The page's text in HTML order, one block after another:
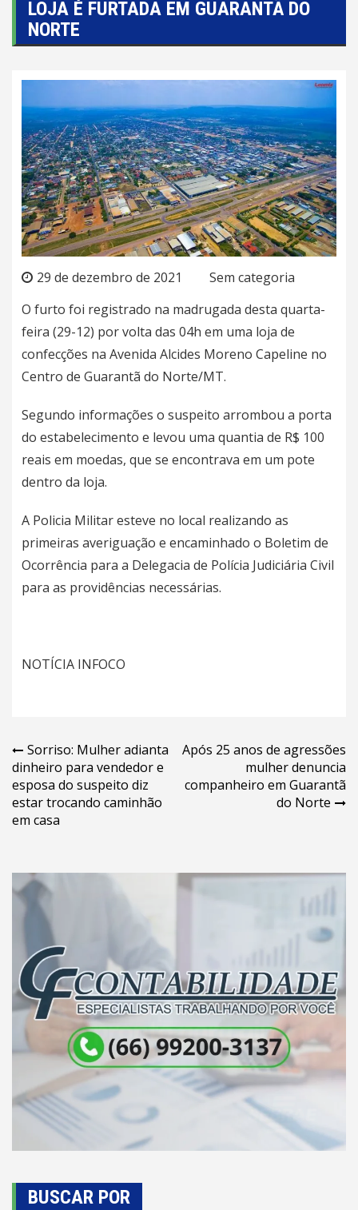
LOJA É FURTADA EM GUARANTÃ DO
NORTE
29 de dezembro de 2021
Sem categoria
O furto foi registrado na madrugada desta quarta-
feira (29-12) por volta das 04h em uma loja de
confecções na Avenida Alcides Moreno Capeline no
Centro de Guarantã do Norte/MT.
Segundo informações o suspeito arrombou a porta
do estabelecimento e levou uma quantia de R$ 100
reais em moedas, que se encontrava em um pote
dentro da loja.
A Policia Militar esteve no local realizando as
primeiras averiguação e encaminhado o Boletim de
Ocorrência para a Delegacia de Polícia Judiciária Civil
para as providências necessárias.
NOTÍCIA INFOCO
Navegação
de
Post
Sorriso: Mulher adianta
dinheiro para vendedor e
esposa do suspeito diz
estar trocando caminhão
em casa
Após 25 anos de agressões
mulher denuncia
companheiro em Guarantã
do Norte
BUSCAR POR